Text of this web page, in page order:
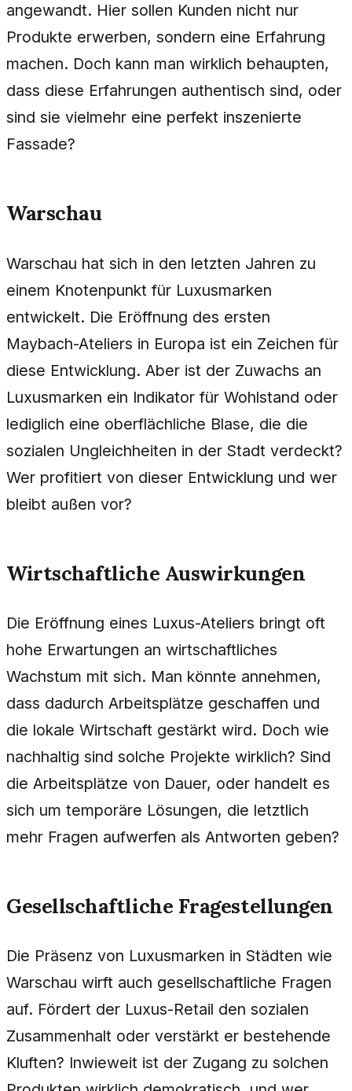
angewandt. Hier sollen Kunden nicht nur
Produkte erwerben, sondern eine Erfahrung
machen. Doch kann man wirklich behaupten,
dass diese Erfahrungen authentisch sind, oder
sind sie vielmehr eine perfekt inszenierte
Fassade?
Warschau
Warschau hat sich in den letzten Jahren zu
einem Knotenpunkt für Luxusmarken
entwickelt. Die Eröffnung des ersten
Maybach-Ateliers in Europa ist ein Zeichen für
diese Entwicklung. Aber ist der Zuwachs an
Luxusmarken ein Indikator für Wohlstand oder
lediglich eine oberflächliche Blase, die die
sozialen Ungleichheiten in der Stadt verdeckt?
Wer profitiert von dieser Entwicklung und wer
bleibt außen vor?
Wirtschaftliche Auswirkungen
Die Eröffnung eines Luxus-Ateliers bringt oft
hohe Erwartungen an wirtschaftliches
Wachstum mit sich. Man könnte annehmen,
dass dadurch Arbeitsplätze geschaffen und
die lokale Wirtschaft gestärkt wird. Doch wie
nachhaltig sind solche Projekte wirklich? Sind
die Arbeitsplätze von Dauer, oder handelt es
sich um temporäre Lösungen, die letztlich
mehr Fragen aufwerfen als Antworten geben?
Gesellschaftliche Fragestellungen
Die Präsenz von Luxusmarken in Städten wie
Warschau wirft auch gesellschaftliche Fragen
auf. Fördert der Luxus-Retail den sozialen
Zusammenhalt oder verstärkt er bestehende
Kluften? Inwieweit ist der Zugang zu solchen